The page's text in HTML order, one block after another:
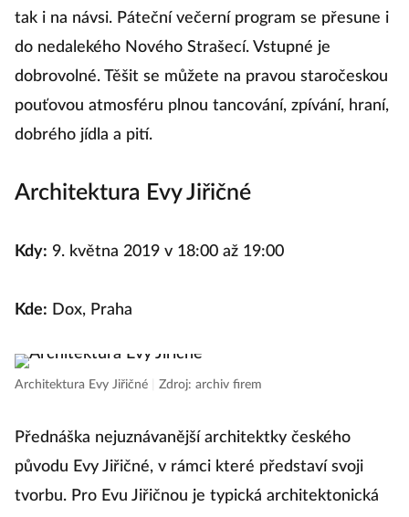
tak i na návsi. Páteční večerní program se přesune i
do nedalekého Nového Strašecí. Vstupné je
dobrovolné. Těšit se můžete na pravou staročeskou
pouťovou atmosféru plnou tancování, zpívání, hraní,
dobrého jídla a pití.
Architektura Evy Jiřičné
Kdy: 9. května 2019 v 18:00 až 19:00
Kde: Dox, Praha
Architektura Evy Jiřičné Zdroj: archiv firem
Přednáška nejuznávanější architektky českého
původu Evy Jiřičné, v rámci které představí svoji
tvorbu. Pro Evu Jiřičnou je typická architektonická